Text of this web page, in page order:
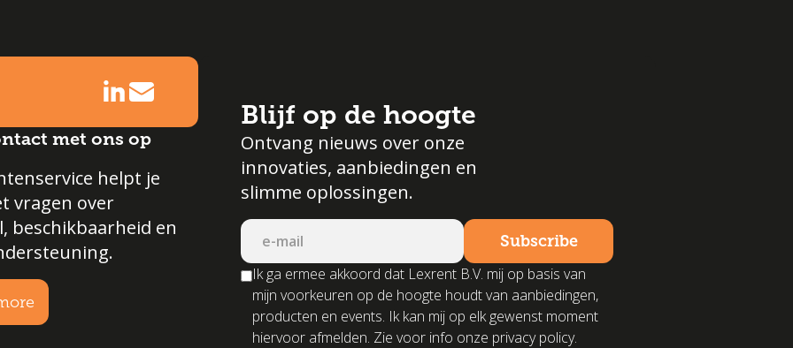
met ons op
helpt je
vragen over
beschikbaarheid en
Blijf op de hoogte
Ontvang nieuws over onze
innovaties, aanbiedingen en
slimme oplossingen.
Ik ga ermee akkoord dat Lexrent B.V. mij op basis van
mijn voorkeuren op de hoogte houdt van aanbiedingen,
producten en events. Ik kan mij op elk gewenst moment
hiervoor afmelden. Zie voor info onze privacy policy.